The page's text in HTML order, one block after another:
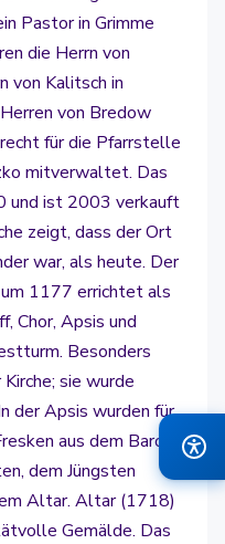
Pastor in Grimme
die Herrn von
von Kalitsch in
von Bredow
für die Pfarrstelle
mitverwaltet. Das
und ist 2003 verkauft
zeigt, dass der Ort
war, als heute. Der
1177 errichtet als
Chor, Apsis und
Besonders
sie wurde
der Apsis wurden für
aus dem Barock
dem Jüngsten
Altar. Altar (1718)
Gemälde. Das